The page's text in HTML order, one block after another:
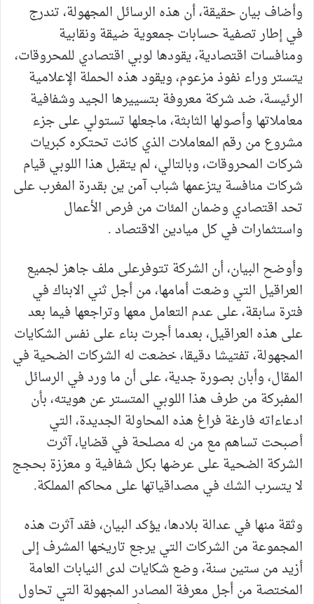
وأضاف بيان حقيقة، أن هذه الرسائل المجهولة، تندرج
في إطار تصفية حسابات جمعوية ضيقة ونقابية
ومنافسات اقتصادية، يقودها لوبي اقتصادي للمحروقات،
يتستر وراء نفوذ مزعوم، ويقود هذه الحملة الإعلامية
الرئيسة، ضد شركة معروفة بتسييرها الجيد وشفافية
معاملاتها وأصولها الثابثة، ماجعلها تستولي على جزء
مشروع من رقم المعاملات الذي كانت تحتكره كبريات
شركات المحروقات، وبالتالي، لم يتقبل هذا اللوبي قيام
شركات منافسة يتزعمها شباب آمن ين بقدرة المغرب على
تحد اقتصادي وضمان المئات من فرص الأعمال
واستثمارات في كل ميادين الاقتصاد .
وأوضح البيان، أن الشركة تتوفرعلى ملف جاهز لجميع
العراقيل التي وضعت أمامها، من أجل ثني الابناك في
فترة سابقة، على عدم التعامل معها وتراجعها فيما بعد
على هذه العراقيل، بعدما أجرت بناء على نفس الشكايات
المجهولة، تفتيشا دقيقا، خضعت له الشركات الضحية في
المقال، وأبان بصورة جدية، على أن ما ورد في الرسائل
المفبركة من طرف هذا اللوبي المتستر عن هويته، بأن
ادعاءاته فارغة فراغ هذه المحاولة الجديدة، التي
أصبحت تساهم مع من له مصلحة في قضايا، آثرت
الشركة الضحية على عرضها بكل شفافية و معززة بحجج
لا يتسرب الشك في مصداقياتها على محاكم المملكة.
وثقة منها في عدالة بلادها، يؤكد البيان، فقد آثرت هذه
المجموعة من الشركات التي يرجع تاريخها المشرف إلى
أزيد من ستين سنة، وضع شكايات لدى النيابات العامة
المختصة من أجل معرفة المصادر المجهولة التي تحاول